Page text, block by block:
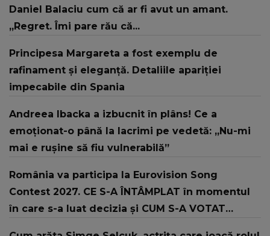
Daniel Balaciu cum că ar fi avut un amant.
„Regret. Îmi pare rău că...
Principesa Margareta a fost exemplu de
rafinament și eleganță. Detaliile apariției
impecabile din Spania
Andreea Ibacka a izbucnit în plâns! Ce a
emoționat-o până la lacrimi pe vedetă: „Nu-mi
mai e rușine să fiu vulnerabilă”
România va participa la Eurovision Song
Contest 2027. CE S-A ÎNTÂMPLAT în momentul
în care s-a luat decizia și CUM S-A VOTAT